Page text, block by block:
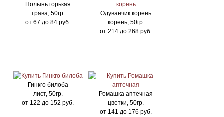
Полынь горькая
трава, 50гр.
от 67 до 84 руб.
Одуванчик корень
корень, 50гр.
от 214 до 268 руб.
Гинкго билоба
лист, 50гр.
от 122 до 152 руб.
Ромашка аптечная
цветки, 50гр.
от 141 до 176 руб.